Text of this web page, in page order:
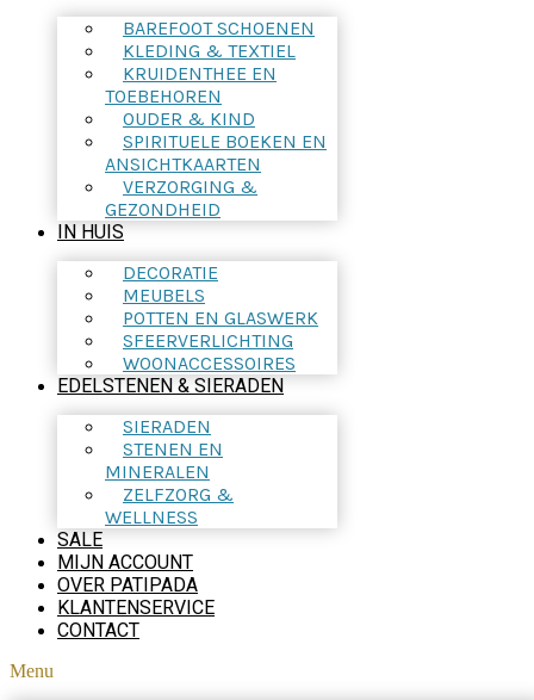
BAREFOOT SCHOENEN
KLEDING & TEXTIEL
KRUIDENTHEE EN
TOEBEHOREN
OUDER & KIND
SPIRITUELE BOEKEN EN
ANSICHTKAARTEN
VERZORGING &
GEZONDHEID
IN HUIS
DECORATIE
MEUBELS
POTTEN EN GLASWERK
SFEERVERLICHTING
WOONACCESSOIRES
EDELSTENEN & SIERADEN
SIERADEN
STENEN EN
MINERALEN
ZELFZORG &
WELLNESS
SALE
MIJN ACCOUNT
OVER PATIPADA
KLANTENSERVICE
CONTACT
Menu